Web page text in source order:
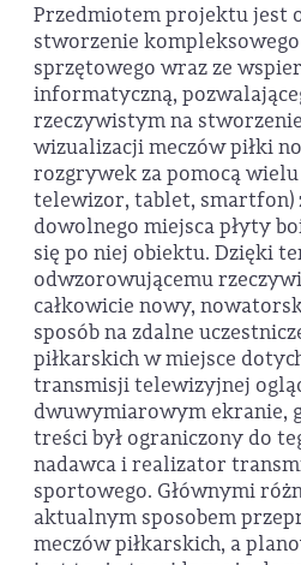
Przedmiotem projektu jest
stworzenie
sprzętowego wraz ze
informatyczną,
rzeczywistym na
wizualizacji meczów piłki
rozgrywek za pomocą wielu
telewizor, tablet, smartfon)
dowolnego miejsca płyty
się po niej obiektu. Dzięki
odwzorowującemu
całkowicie nowy,
sposób na zdalne
piłkarskich w miejsce
transmisji telewizyjnej
dwuwymiarowym ekranie,
treści był ograniczony do
nadawca i realizator
sportowego. Głównymi
aktualnym sposobem
meczów piłkarskich, a